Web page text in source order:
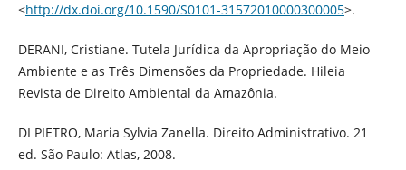
<http://dx.doi.org/10.1590/S0101-31572010000300005>.
DERANI, Cristiane. Tutela Jurídica da Apropriação do Meio
Ambiente e as Três Dimensões da Propriedade. Hileia
Revista de Direito Ambiental da Amazônia.
DI PIETRO, Maria Sylvia Zanella. Direito Administrativo. 21
ed. São Paulo: Atlas, 2008.